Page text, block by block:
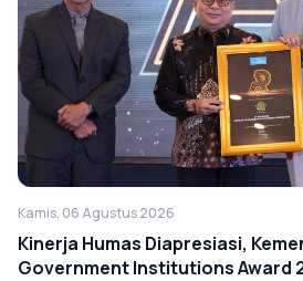
Kamis, 06 Agustus 2026
Kinerja Humas Diapresiasi,
Government Institutions Award